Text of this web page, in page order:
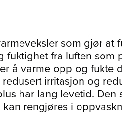
som gjør at
fuktighet fra luften som
å varme opp og fukte
irritasjon og
har lang levetid. Den
rengjøres i